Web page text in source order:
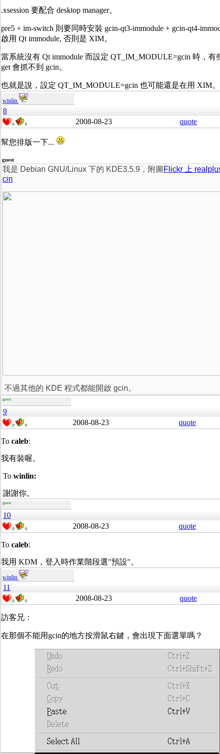
.xsession 要配合 desktop manager。
pre5 + im-switch 則要同時安裝 gcin-qt3-immodule + gcin-qt4-
啟用 Qt immodule, 否則是 XIM。
當系統沒有 Qt immodule 而設定 QT_IM_MODULE=gcin 時，有
get 會抓不到 gcin。
也就是說，設定 QT_IM_MODULE=gcin 也可能還是在用 XIM。
winlin
8
0 0 2008-08-23 quote
幫您排版一下...
guest
我是 Debian GNU/Linux 下的 KDE3.5.9，附圖 Flickr 上
cin
不過其他的 KDE 程式都能開啟 gcin。
guest
9
0 0 2008-08-23 quote
To caleb:
我有裝喔。
To winlin:
謝謝你。
guest
10
0 0 2008-08-23 quote
To caleb:
我用 KDM，登入時作業階段選"預設"。
winlin
11
0 0 2008-08-23 quote
訪客兄：
在那個不能用gcin的地方按滑鼠右鍵，會出現下面選單嗎？